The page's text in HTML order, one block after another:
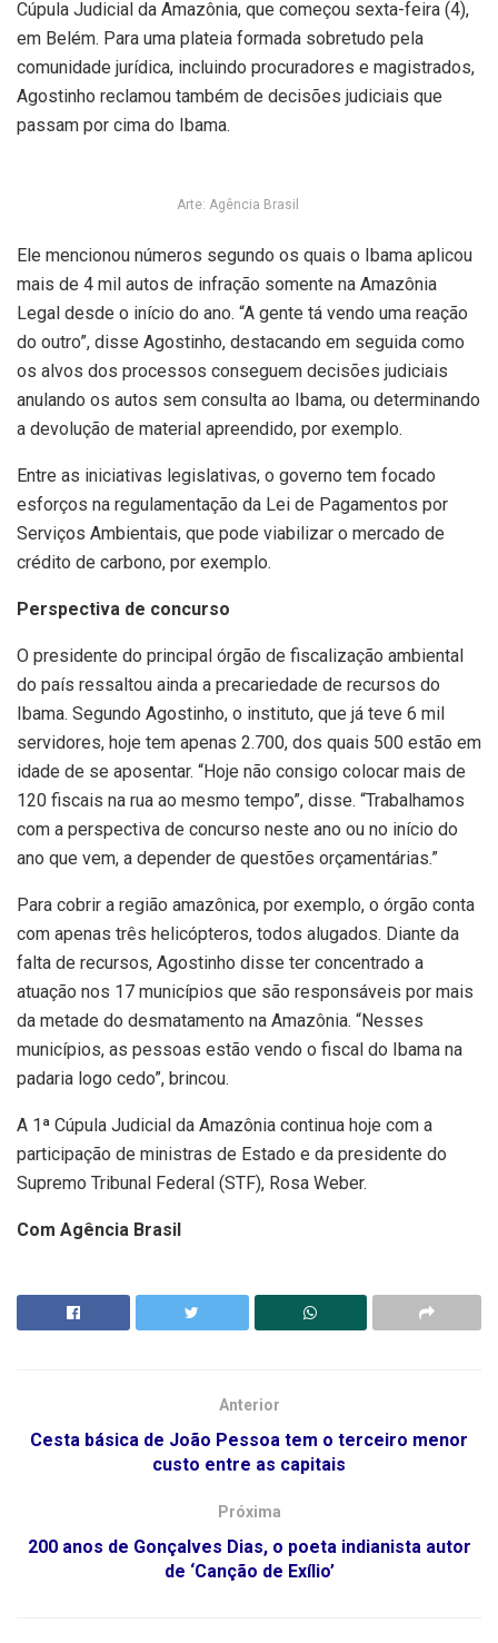
Cúpula Judicial da Amazônia, que começou sexta-feira (4),
em Belém. Para uma plateia formada sobretudo pela
comunidade jurídica, incluindo procuradores e magistrados,
Agostinho reclamou também de decisões judiciais que
passam por cima do Ibama.
Arte: Agência Brasil
Ele mencionou números segundo os quais o Ibama aplicou
mais de 4 mil autos de infração somente na Amazônia
Legal desde o início do ano. “A gente tá vendo uma reação
do outro”, disse Agostinho, destacando em seguida como
os alvos dos processos conseguem decisões judiciais
anulando os autos sem consulta ao Ibama, ou determinando
a devolução de material apreendido, por exemplo.
Entre as iniciativas legislativas, o governo tem focado
esforços na regulamentação da Lei de Pagamentos por
Serviços Ambientais, que pode viabilizar o mercado de
crédito de carbono, por exemplo.
Perspectiva de concurso
O presidente do principal órgão de fiscalização ambiental
do país ressaltou ainda a precariedade de recursos do
Ibama. Segundo Agostinho, o instituto, que já teve 6 mil
servidores, hoje tem apenas 2.700, dos quais 500 estão em
idade de se aposentar. “Hoje não consigo colocar mais de
120 fiscais na rua ao mesmo tempo”, disse. “Trabalhamos
com a perspectiva de concurso neste ano ou no início do
ano que vem, a depender de questões orçamentárias.”
Para cobrir a região amazônica, por exemplo, o órgão conta
com apenas três helicópteros, todos alugados. Diante da
falta de recursos, Agostinho disse ter concentrado a
atuação nos 17 municípios que são responsáveis por mais
da metade do desmatamento na Amazônia. “Nesses
municípios, as pessoas estão vendo o fiscal do Ibama na
padaria logo cedo”, brincou.
A 1ª Cúpula Judicial da Amazônia continua hoje com a
participação de ministras de Estado e da presidente do
Supremo Tribunal Federal (STF), Rosa Weber.
Com Agência Brasil
Anterior
Cesta básica de João Pessoa tem o terceiro menor
custo entre as capitais
Próxima
200 anos de Gonçalves Dias, o poeta indianista autor
de ‘Canção de Exílio’